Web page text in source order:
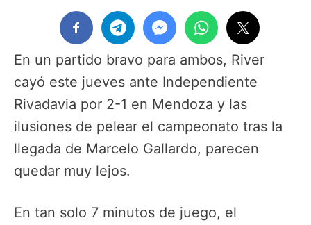
En un partido bravo para ambos, River
cayó este jueves ante Independiente
Rivadavia por 2-1 en Mendoza y las
ilusiones de pelear el campeonato tras la
llegada de Marcelo Gallardo, parecen
quedar muy lejos.
En tan solo 7 minutos de juego, el